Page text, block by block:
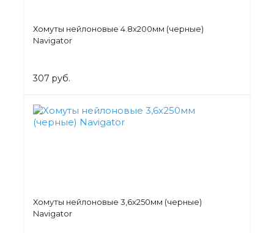
Хомуты нейлоновые 4.8х200мм (черные)
Navigator
307 руб.
Хомуты нейлоновые 3,6х250мм (черные)
Navigator